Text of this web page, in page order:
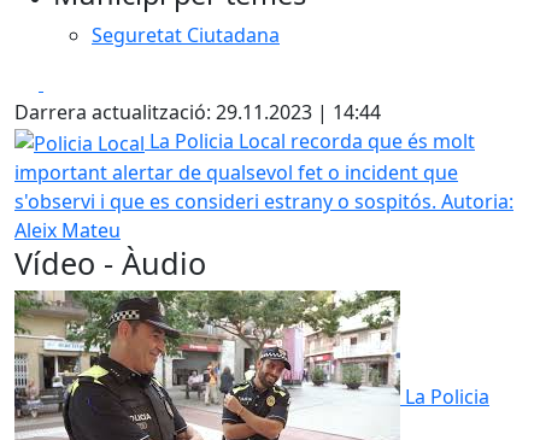
Seguretat Ciutadana
Darrera actualització: 29.11.2023 | 14:44
Policia Local
La Policia Local recorda que és molt
important alertar de qualsevol fet o incident que
s'observi i que es consideri estrany o sospitós. Autoria:
Aleix Mateu
Vídeo - Àudio
La Policia